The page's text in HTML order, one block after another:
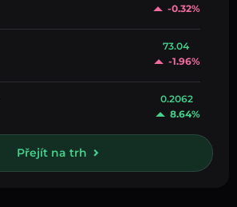
-0.32%
73.04
-1.96%
0.2062
8.64%
Přejít na trh